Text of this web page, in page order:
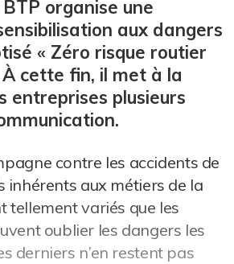
organise une
aux dangers
« Zéro risque routier
À cette fin, il met à la
entreprises plusieurs
contre les accidents de
inhérents aux métiers de la
tellement variés que les
oublier les dangers les
derniers n’en restent pas